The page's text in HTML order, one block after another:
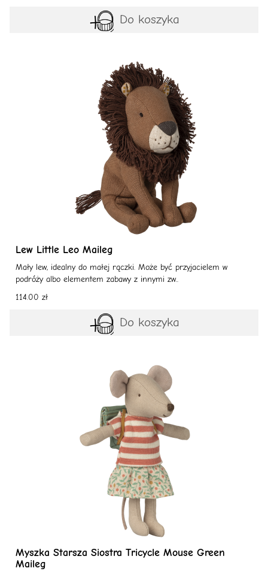
Do koszyka
Lew Little Leo Maileg
Mały lew, idealny do małej rączki. Może być przyjacielem w
podróży albo elementem zabawy z innymi zw..
114.00 zł
Do koszyka
Myszka Starsza Siostra Tricycle Mouse Green
Maileg